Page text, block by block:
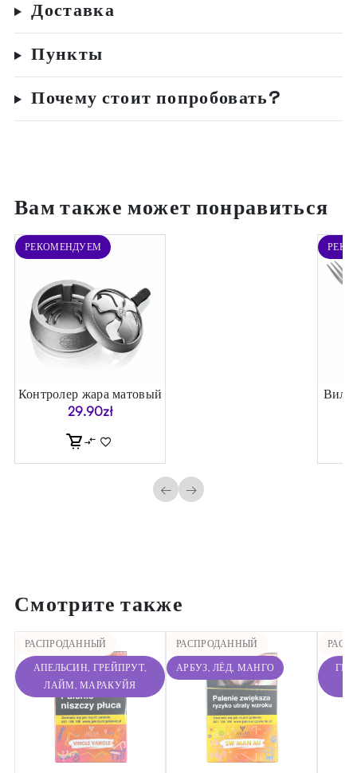
Доставка
Пункты
Почему стоит попробовать?
Вам также может понравиться
РЕКОМЕНДУЕМ
Контролер жара матовый
29.90zł
← →
Смотрите также
РАСПРОДАННЫЙ
АПЕЛЬСИН, ГРЕЙПРУТ,
ЛАЙМ, МАРАКУЙЯ
РАСПРОДАННЫЙ
АРБУЗ, ЛЁД, МАНГО